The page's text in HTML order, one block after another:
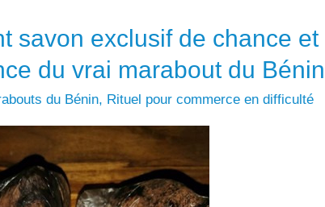
savon exclusif de chance et
du vrai marabout du
du Bénin, Rituel pour commerce en difficulté